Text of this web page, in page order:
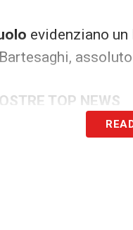
evidenziano
TOP NEWS